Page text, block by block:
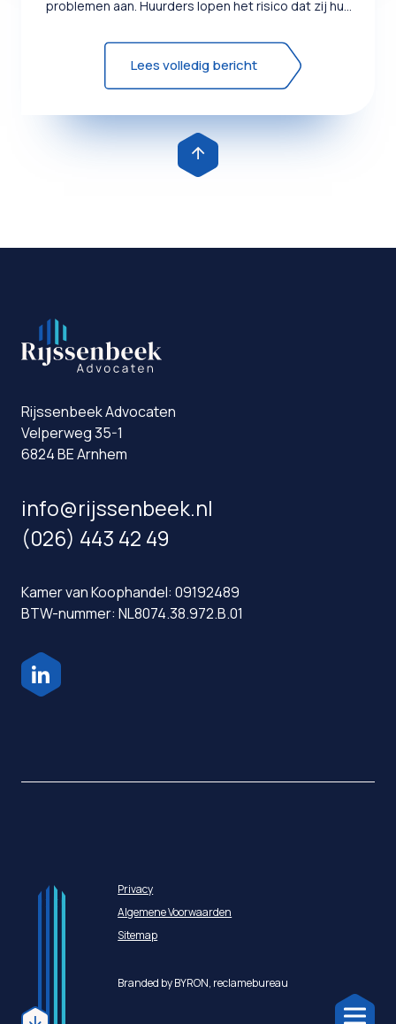
problemen aan. Huurders lopen het risico dat zij hun
Lees volledig bericht
Rijssenbeek Advocaten
Velperweg 35-1
6824 BE Arnhem
info@rijssenbeek.nl
(026) 443 42 49
Kamer van Koophandel: 09192489
BTW-nummer: NL8074.38.972.B.01
Privacy
Algemene Voorwaarden
Sitemap
Branded by BYRON, reclamebureau